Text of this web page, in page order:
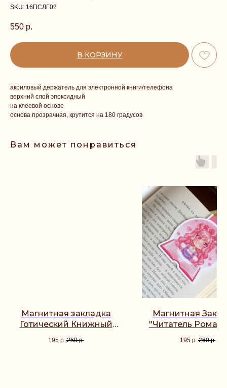
SKU: 16ПСЛГ02
550 р.
В КОРЗИНУ
акриловый держатель для электронной книги/телефона
верхний слой эпоксидный
на клеевой основе
основа прозрачная, крутится на 180 градусов
Вам может понравиться
Магнитная закладка
Готический Книжный
195 р. 260 р.
Магнитная
"Читатель
195 р. 260 р.